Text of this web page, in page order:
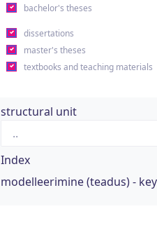
bachelor's theses
dissertations
master's theses
textbooks and teaching materials
structural unit
Index
modelleerimine (teadus) -